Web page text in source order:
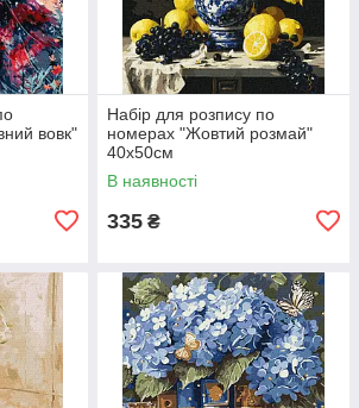
вовк"
Набір для розпису по
номерах "Жовтий розмай"
40х50см
В наявності
335 ₴